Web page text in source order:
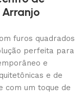
Arranjo
furos quadrados
perfeita para
e
e de
com um toque de